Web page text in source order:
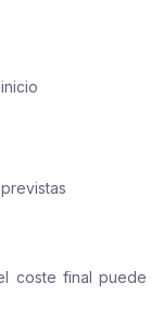
coste final puede